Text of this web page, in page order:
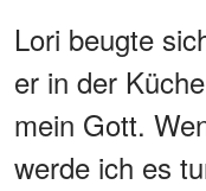
Lori beugte
er in der
mein Gott.
werde ich es